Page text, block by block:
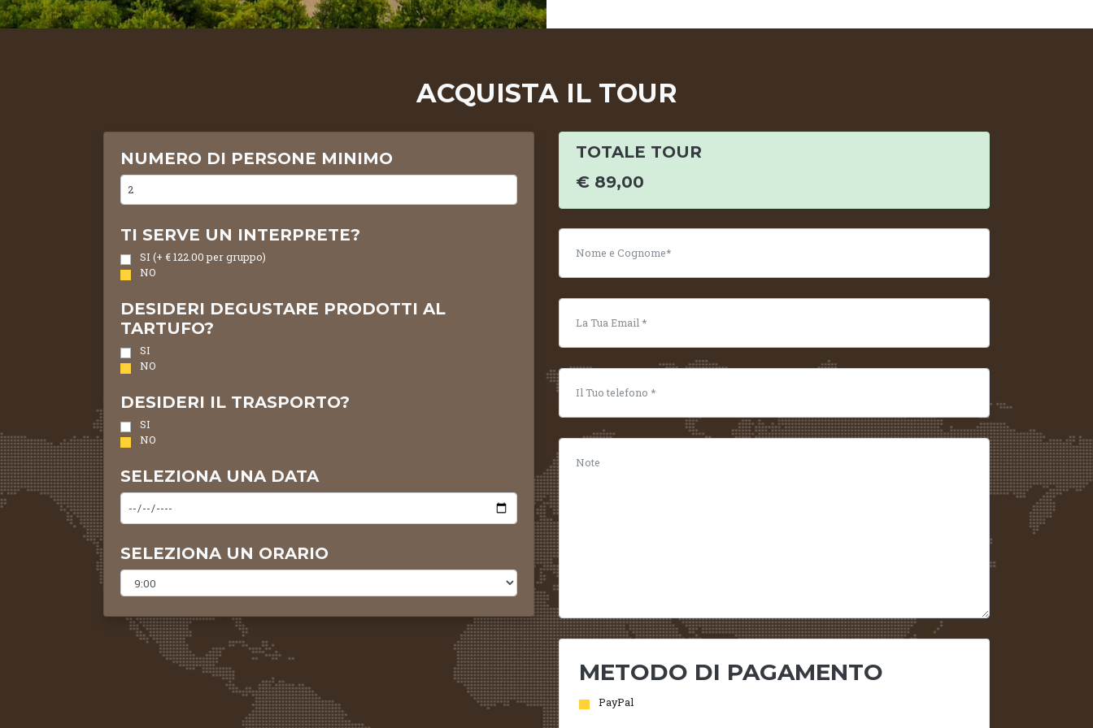
ACQUISTA IL TOUR
NUMERO DI PERSONE MINIMO
TI SERVE UN INTERPRETE?
SI (+ € 122.00 per gruppo)
NO
DESIDERI DEGUSTARE PRODOTTI AL
TARTUFO?
SI
NO
DESIDERI IL TRASPORTO?
SI
NO
SELEZIONA UNA DATA
SELEZIONA UN ORARIO
TOTALE TOUR
€ 89,00
METODO DI PAGAMENTO
PayPal